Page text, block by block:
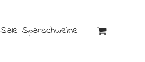
Sale Sparschweine